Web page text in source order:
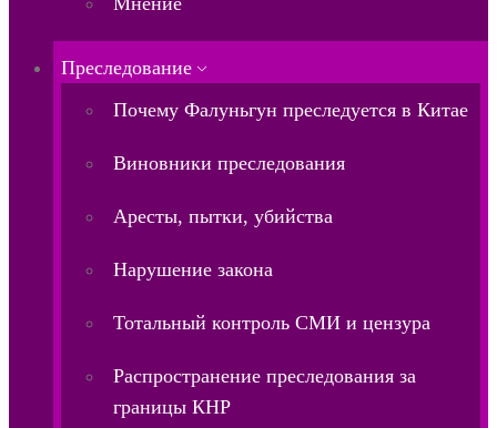
Преследование
Почему Фалуньгун преследуется в Китае
Виновники преследования
Аресты, пытки, убийства
Нарушение закона
Тотальный контроль СМИ и цензура
Распространение преследования за
границы КНР